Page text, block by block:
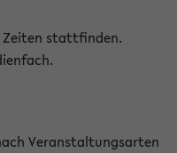
Zeiten stattfinden.
Veranstaltungsarten